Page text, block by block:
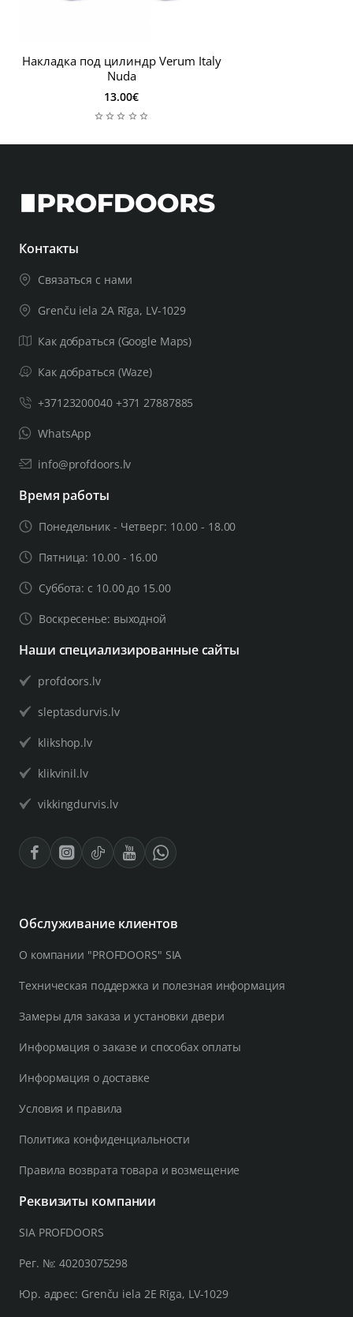
Накладка под цилиндр Verum Italy
Nuda
13.00€
Контакты
Связаться с нами
Grenču iela 2A Rīga, LV-1029
Как добраться (Google Maps)
Как добраться (Waze)
+37123200040 +371 27887885
WhatsApp
info@profdoors.lv
Время работы
Понедельник - Четверг: 10.00 - 18.00
Пятница: 10.00 - 16.00
Суббота: с 10.00 до 15.00
Воскресенье: выходной
Наши специализированные сайты
profdoors.lv
sleptasdurvis.lv
klikshop.lv
klikvinil.lv
vikkingdurvis.lv
Обслуживание клиентов
О компании "PROFDOORS" SIA
Техническая поддержка и полезная информация
Замеры для заказа и установки двери
Информация о заказе и способах оплаты
Информация о доставке
Условия и правила
Политика конфиденциальности
Правила возврата товара и возмещение
Реквизиты компании
SIA PROFDOORS
Рег. №: 40203075298
Юр. адрес: Grenču iela 2E Rīga, LV-1029